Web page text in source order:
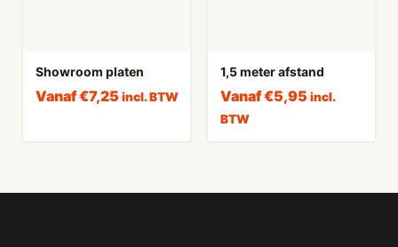
Showroom platen
Vanaf€7,25 incl. BTW
1,5 meter afstand
Vanaf€5,95 incl.
BTW